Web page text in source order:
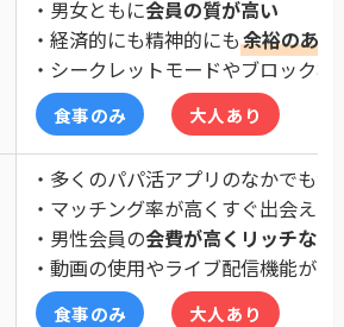
・男女ともに会員の質が高い
・経済的にも精神的にも余裕のあ
・シークレットモードやブロック
食事のみ 大人あり
・多くのパパ活アプリのなかでも
・マッチング率が高くすぐ出会える
・男性会員の会費が高くリッチなパ
・動画の使用やライブ配信機能があ
食事のみ 大人あり